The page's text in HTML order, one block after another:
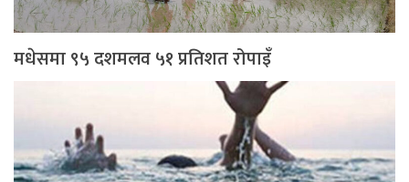
मधेसमा ९५ दशमलव ५१ प्रतिशत रोपाइँ